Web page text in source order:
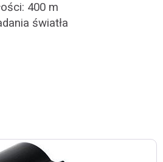
400 m
światła